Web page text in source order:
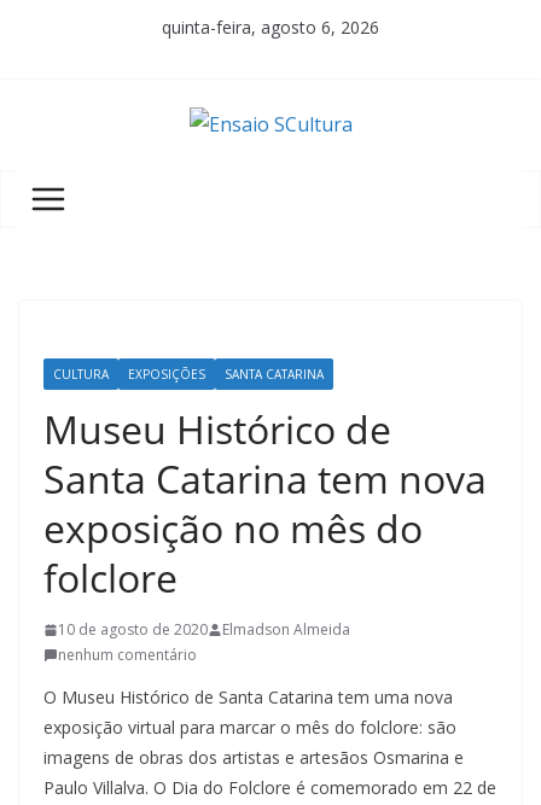
quinta-feira, agosto 6, 2026
d
a
u
l
t
r
a
a
t
a
CULTURA EXPOSIÇÕES SANTA CATARINA
Museu Histórico de
Santa Catarina tem nova
exposição no mês do
folclore
10 de agosto de 2020
Elmadson Almeida
nenhum comentário
O Museu Histórico de Santa Catarina tem uma nova
exposição virtual para marcar o mês do folclore: são
imagens de obras dos artistas e artesãos Osmarina e
Paulo Villalva. O Dia do Folclore é comemorado em 22 de